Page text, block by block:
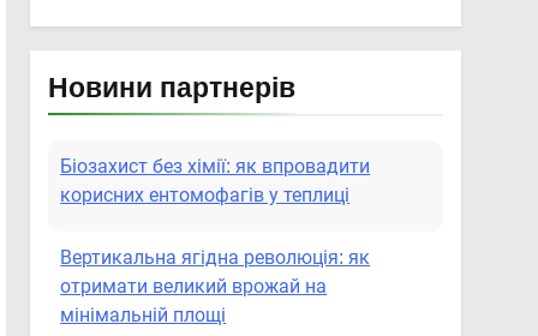
посівну
Новини партнерів
Біозахист без хімії: як впровадити
корисних ентомофагів у теплиці
Вертикальна ягідна революція: як
отримати великий врожай на
мінімальній площі